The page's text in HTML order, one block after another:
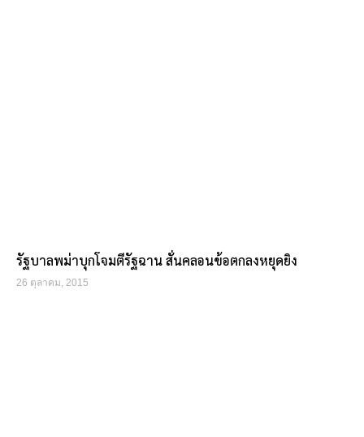
รัฐบาลพม่าบุกโจมตีรัฐฉาน สั่นคลอนข้อตกลงหยุดยิง
26 ตุลาคม, 2015